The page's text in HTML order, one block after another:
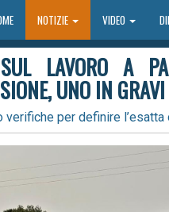
HOME NOTIZIE VIDEO
LAVORO A
UNO IN
verifiche per definire